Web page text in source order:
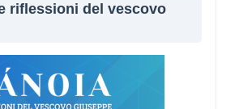
riflessioni del vescovo